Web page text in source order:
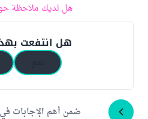
هل لديك ملاحظة
هل انتفعت
ضمن أهم الإجابات في